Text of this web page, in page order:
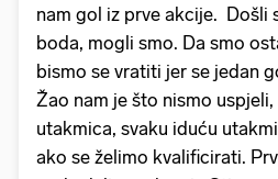
nam gol iz prve akcije. Došli
boda, mogli smo. Da smo
bismo se vratiti jer se jedan
Žao nam je što nismo
utakmica, svaku iduću
ako se želimo kvalificirati.